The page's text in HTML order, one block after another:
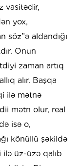
vasitədir,
yox,
söz”ə aldandığı
Onun
zaman artıq
alır. Başqa
ilə mətnə
mətn olur, real
isə o,
könüllü şəkildə
ilə üz-üzə qalıb